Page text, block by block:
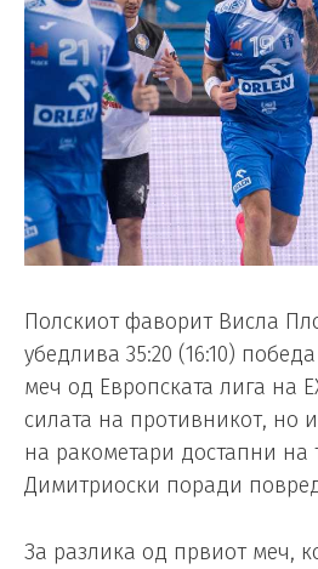
Полскиот фаворит Висла
убедлива 35:20 (16:10)
меч од Европската лига на
силата на противникот, но
на ракометари достапни на
Димитриоски поради
За разлика од првиот меч,